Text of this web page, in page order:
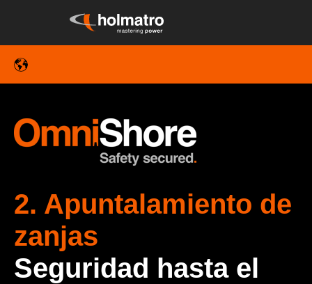
2. Apuntalamiento de
zanjas
Seguridad hasta el